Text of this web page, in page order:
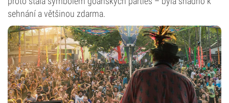
sehnání a většinou zdarma.